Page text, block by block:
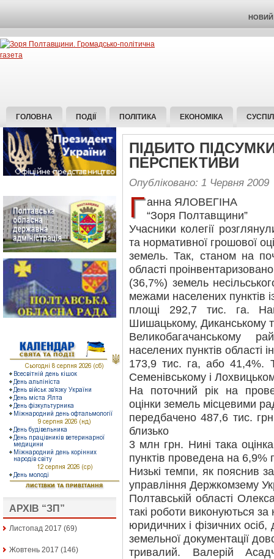
НОВИЙ
ГОЛОВНА ПОДІЇ ПОЛІТИКА ЕКОНОМІКА
АРХІВ “ЗП”
Листопад 2017 (69)
Жовтень 2017 (146)
ПІДБИТО
ПЕРСПЕКТИВИ
Опубліковано: 1 Червня 2009
Ганна ЯЛОВЕГІНА
“Зоря Полтавщини”
Учасники колегії
та нормативної грошової
земель. Так, станом на
області
(36,7%) земель
межами населених пунктів
площі 292,7 тис. га.
Шишацькому, Диканському
Великобагачанському
населених пунктів області
173,9 тис. га, або 41,4%.
Семенівському і
На поточний рік на
оцінки земель місцевими
передбачено 487,6 тис.
близько
3 млн грн. Нині така
пунктів проведена на
Низькі темпи, як пояснив
управління Держкомзему
Полтавській області
такі роботи виконуються за
юридичних і фізичних
земельної документації
тривалий. Валерій